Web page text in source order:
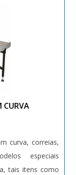
CURVA
curva, correias,
especiais
tais itens como